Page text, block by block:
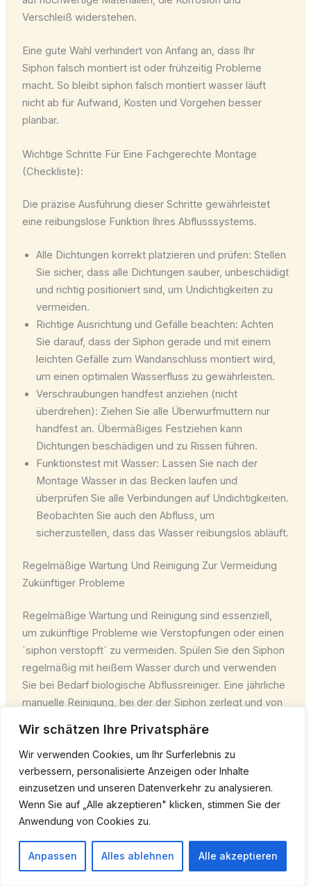
Wir schätzen Ihre Privatsphäre
Wir verwenden Cookies, um Ihr Surferlebnis zu
verbessern, personalisierte Anzeigen oder Inhalte
einzusetzen und unseren Datenverkehr zu analysieren.
Wenn Sie auf „Alle akzeptieren" klicken, stimmen Sie der
Anwendung von Cookies zu.
Anpassen Alles ablehnen Alle akzeptieren
Verschleiß widerstehen.
Eine gute Wahl verhindert von Anfang an, dass Ihr
Siphon falsch montiert ist oder frühzeitig Probleme
macht. So bleibt siphon falsch montiert wasser läuft
nicht ab für Aufwand, Kosten und Vorgehen besser
planbar.
Wichtige Schritte Für Eine Fachgerechte Montage
(Checkliste):
Die präzise Ausführung dieser Schritte gewährleistet
eine reibungslose Funktion Ihres Abflusssystems.
Alle Dichtungen korrekt platzieren und prüfen: Stellen
Sie sicher, dass alle Dichtungen sauber, unbeschädigt
und richtig positioniert sind, um Undichtigkeiten zu
vermeiden.
Richtige Ausrichtung und Gefälle beachten: Achten
Sie darauf, dass der Siphon gerade und mit einem
leichten Gefälle zum Wandanschluss montiert wird,
um einen optimalen Wasserfluss zu gewährleisten.
Verschraubungen handfest anziehen (nicht
überdrehen): Ziehen Sie alle Überwurfmuttern nur
handfest an. Übermäßiges Festziehen kann
Dichtungen beschädigen und zu Rissen führen.
Funktionstest mit Wasser: Lassen Sie nach der
Montage Wasser in das Becken laufen und
überprüfen Sie alle Verbindungen auf Undichtigkeiten.
Beobachten Sie auch den Abfluss, um
sicherzustellen, dass das Wasser reibungslos abläuft.
Regelmäßige Wartung Und Reinigung Zur Vermeidung
Zukünftiger Probleme
Regelmäßige Wartung und Reinigung sind essenziell,
um zukünftige Probleme wie Verstopfungen oder einen
`siphon verstopft` zu vermeiden. Spülen Sie den Siphon
regelmäßig mit heißem Wasser durch und verwenden
Sie bei Bedarf biologische Abflussreiniger. Eine jährliche
manuelle Reinigung, bei der der Siphon zerlegt und von
eine einfache Methode, die Lebensdauer Ihres Siphons
zu verlängern und teure Reparaturen zu vermeiden.
So stellen Sie sicher, dass Ihr Siphon dauerhaft
einwandfrei funktioniert und das Wasser stets
zuverlässig abfließt. Für heizungszubehör hannover
gelten ähnliche Wartungsprinzipien.
Kosten Für Siphon Reparatur Oder Austausch: Was Sie